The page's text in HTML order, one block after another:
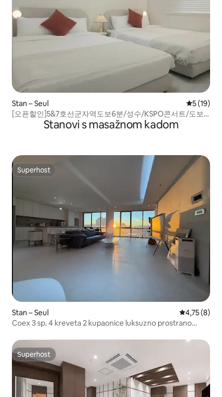
Stan – Seul Prosječna
5 (19)
[오픈할인]5&7호선군자역도보6분/성수/KSPO콘서트/도보6
분올리브영다이소/2분24시편의점
Stanovi s masažnom kadom
Superhost
Superhost
Stan – Seul Prosječna
4,75 (8)
Coex 3 sp. 4 kreveta 2 kupaonice luksuzno prostrano
Superhost
Superhost